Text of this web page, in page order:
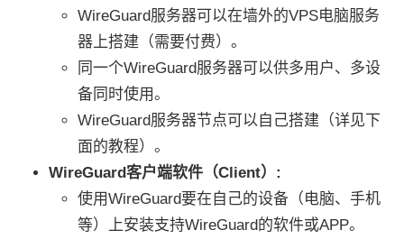
WireGuard服务器可以在墙外的VPS电脑服务
器上搭建（需要付费）。
同一个WireGuard服务器可以供多用户、多设
备同时使用。
WireGuard服务器节点可以自己搭建（详见下
面的教程）。
WireGuard客户端软件（Client）:
使用WireGuard要在自己的设备（电脑、手机
等）上安装支持WireGuard的软件或APP。